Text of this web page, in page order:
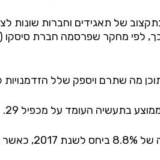
של תאגידים וחברות
מה שתרם ויספק שלל הזדמנויות